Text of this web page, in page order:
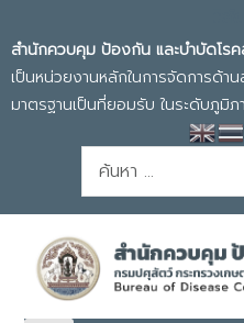
สำนักควบคุม ป้องกัน และบำบัดโร
เป็นหน่วยงานหลักในการจัดการด้า
มาตรฐานเป็นที่ยอมรับ ในระดับภูมิภ
การค้นหา